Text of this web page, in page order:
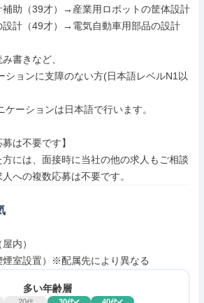
補助（39才）→産業用ロボットの筐体設計
設計（49才）→電気自動車用部品の設計
書きなど、
は不要です】
には、面接時に当社の他の求人もご相談
への複数応募は不要です。
内）
室設置）※配属先により異なる
多い年齢層